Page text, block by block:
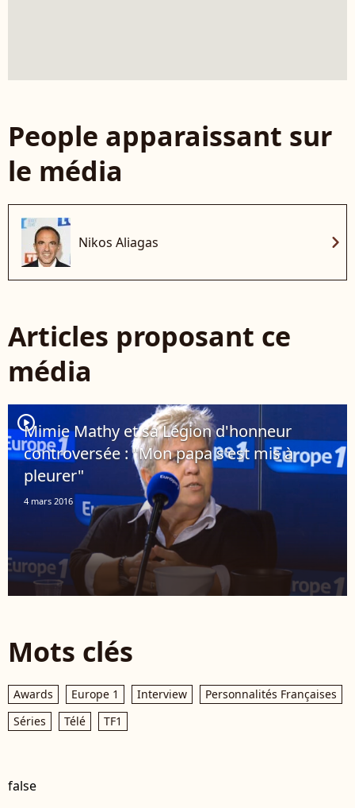
People apparaissant sur
le média
Nikos Aliagas chevron_right
Articles proposant ce
média
player2
Mimie Mathy et sa Légion d'honneur
controversée : "Mon papa s'est mis à
pleurer"
4 mars 2016
Mots clés
Awards Europe 1 Interview
Personnalités Françaises
Séries
Télé TF1
false